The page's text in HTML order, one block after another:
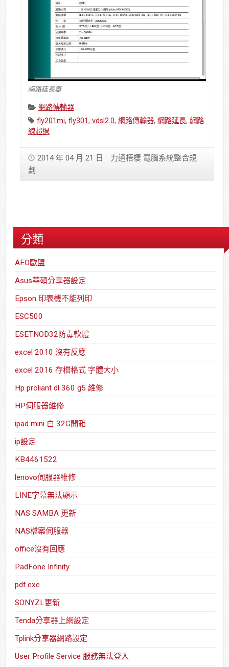
網路延長器
Categories:
網路傳輸器
Tags:
fly201mi, fly301, vdsl2.0, 網路傳輸器, 網路延長, 網路
線超過
2014 年 04 月 21 日
力通梧棲 電腦系統整合規
劃
分類
AEO歐盟
Asus華碩分享器設定
Epson 印表機不能列印
ESC500
ESETNOD32防毒軟體
excel 2010 沒有反應
excel 2016 存檔格式 字體大小
Hp proliant dl 360 g5 維修
HP伺服器維修
ipad mini 白 32G開箱
ip設定
KB4461522
lenovo伺服器維修
LINE字幕無法顯示
NAS SAMBA 更新
NAS檔案伺服器
office沒有回應
PadFone Infinity
pdf.exe
SONYZL更新
Tenda分享器上網設定
Tplink分享器網路設定
User Profile Service 服務無法登入